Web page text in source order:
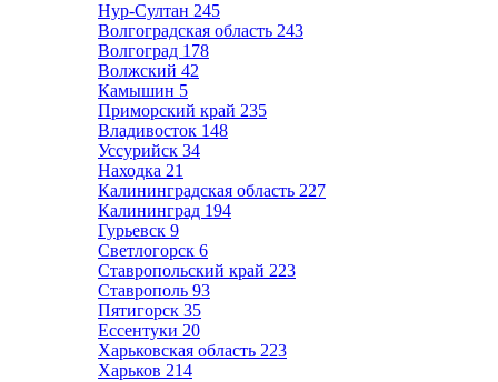
Нур-Султан 245
Волгоградская область 243
Волгоград 178
Волжский 42
Камышин 5
Приморский край 235
Владивосток 148
Уссурийск 34
Находка 21
Калининградская область 227
Калининград 194
Гурьевск 9
Светлогорск 6
Ставропольский край 223
Ставрополь 93
Пятигорск 35
Ессентуки 20
Харьковская область 223
Харьков 214